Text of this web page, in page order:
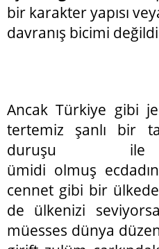
bir karakter yapısı
davranış bicimi
Ancak Türkiye gibi
tertemiz şanlı bir
duruşu ile
ümidi olmuş
cennet gibi bir
de ülkenizi
müesses dünya